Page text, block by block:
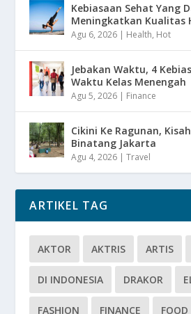
Kebiasaan Sehat Yang
Meningkatkan Kualitas
Agu 6, 2026 | Health, Hot
Jebakan Waktu, 4
Waktu Kelas Menengah
Agu 5, 2026 | Finance
Cikini Ke Ragunan,
Binatang Jakarta
Agu 4, 2026 |Travel
ARTIKEL TAG
AKTOR AKTRIS ARTIS
DI INDONESIA DRAKOR
FASHION FINANCE FOOD